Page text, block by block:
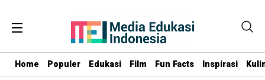
Home Populer Edukasi Film Fun Facts Inspirasi